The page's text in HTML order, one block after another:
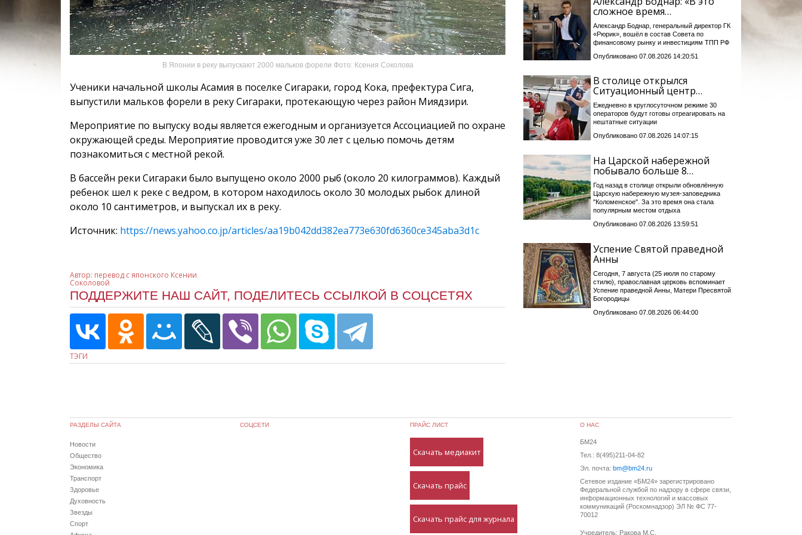
В Японии в реку выпускают 2000 мальков форели Фото: Ксения Соколова
Ученики начальной школы Асамия в поселке Сигараки, город Кока, префектура Сига,
выпустили мальков форели в реку Сигараки, протекающую через район Миядзири.
Мероприятие по выпуску воды является ежегодным и организуется Ассоциацией по охране
окружающей среды. Мероприятие проводится уже 30 лет с целью помочь детям
познакомиться с местной рекой.
В бассейн реки Сигараки было выпущено около 2000 рыб (около 20 килограммов). Каждый
ребенок шел к реке с ведром, в котором находилось около 30 молодых рыбок длиной
около 10 сантиметров, и выпускал их в реку.
Источник: https://news.yahoo.co.jp/articles/aa19b042dd382ea773e630fd6360ce345aba3d1c
Автор: перевод с японского Ксении
Соколовой
ПОДДЕРЖИТЕ НАШ САЙТ, ПОДЕЛИТЕСЬ ССЫЛКОЙ В СОЦСЕТЯХ
ТЭГИ
сложное время…
Александр Боднар, генеральный директор ГК
«Рюрик», вошёл в состав Совета по
финансовому рынку и инвестициям ТПП РФ
Опубликовано 07.08.2026 14:20:51
В столице открылся
Ситуационный центр…
Ежедневно в круглосуточном режиме 30
операторов будут готовы отреагировать на
нештатные ситуации
Опубликовано 07.08.2026 14:07:15
На Царской набережной
побывало больше 8…
Год назад в столице открыли обновлённую
Царскую набережную музея-заповедника
"Коломенское". За это время она стала
популярным местом отдыха
Опубликовано 07.08.2026 13:59:51
Успение Святой праведной
Анны
Сегодня, 7 августа (25 июля по старому
стилю), православная церковь вспоминает
Успение праведной Анны, Матери Пресвятой
Богородицы
Опубликовано 07.08.2026 06:44:00
РАЗДЕЛЫ САЙТА
Новости
Общество
Экономика
Транспорт
Здоровье
Духовность
Звезды
Спорт
СОЦСЕТИ ПРАЙС ЛИСТ
Скачать медиакит
Скачать прайс
Скачать прайс для журнала
О НАС
БМ24
Тел.: 8(495)211-04-82
Эл. почта: bm@bm24.ru
Сетевое издание «БМ24» зарегистрировано
Федеральной службой по надзору в сфере связи,
информационных технологий и массовых
коммуникаций (Роскомнадзор) ЭЛ № ФС 77-
70012
Учредитель: Ракова М.С.